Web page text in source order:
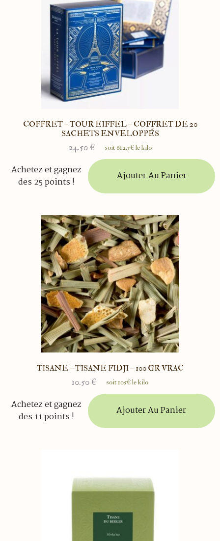
COFFRET – TOUR EIFFEL – COFFRET DE 20
SACHETS ENVELOPPÉS
24.50 € soit 612.5€ le kilo
Achetez et gagnez
des 25 points !
Ajouter Au Panier
TISANE – TISANE FIDJI – 100 GR VRAC
10.50 € soit 105€ le kilo
Achetez et gagnez
des 11 points !
Ajouter Au Panier